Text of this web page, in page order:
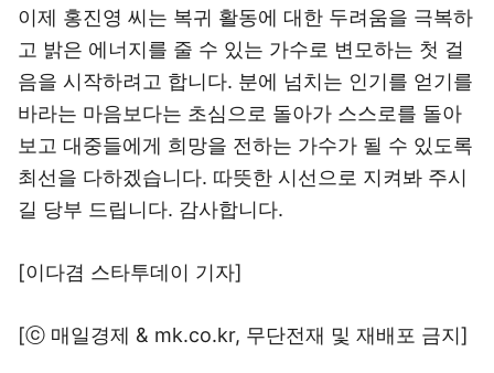
이제 홍진영 씨는 복귀 활동에 대한 두려움을 극복하
고 밝은 에너지를 줄 수 있는 가수로 변모하는 첫 걸
음을 시작하려고 합니다. 분에 넘치는 인기를 얻기를
바라는 마음보다는 초심으로 돌아가 스스로를 돌아
보고 대중들에게 희망을 전하는 가수가 될 수 있도록
최선을 다하겠습니다. 따뜻한 시선으로 지켜봐 주시
길 당부 드립니다. 감사합니다.
[이다겸 스타투데이 기자]
[ⓒ 매일경제 & mk.co.kr, 무단전재 및 재배포 금지]